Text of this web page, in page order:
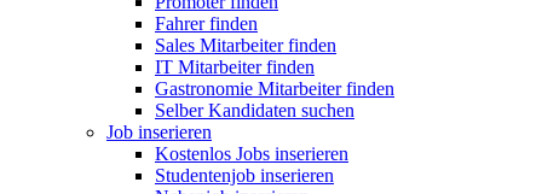
Fahrer finden
Sales Mitarbeiter finden
IT Mitarbeiter finden
Gastronomie Mitarbeiter finden
Selber Kandidaten suchen
Job inserieren
Kostenlos Jobs inserieren
Studentenjob inserieren